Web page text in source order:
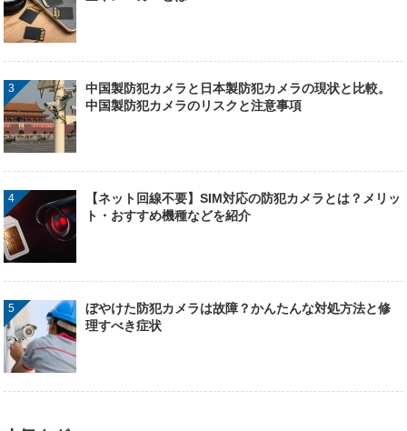
中国製防犯カメラと日本製防犯カメラの現状と比較。
中国製防犯カメラのリスクと注意事項
【ネット回線不要】SIM対応の防犯カメラとは？メリッ
ト・おすすめ機種などを紹介
ぼやけた防犯カメラは故障？かんたんな対処方法と修
理すべき症状